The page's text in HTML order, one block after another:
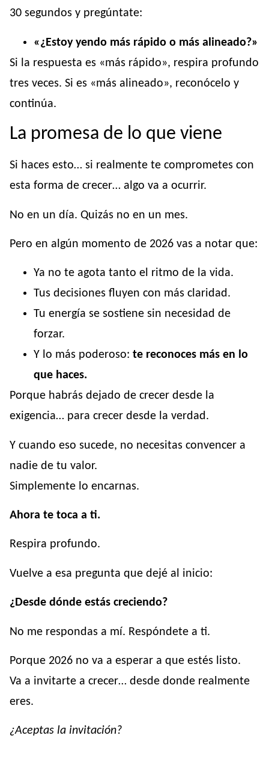
30 segundos y pregúntate:
«¿Estoy yendo más rápido o más alineado?»
Si la respuesta es «más rápido», respira profundo
tres veces. Si es «más alineado», reconócelo y
continúa.
La promesa de lo que viene
Si haces esto… si realmente te comprometes con
esta forma de crecer… algo va a ocurrir.
No en un día. Quizás no en un mes.
Pero en algún momento de 2026 vas a notar que:
Ya no te agota tanto el ritmo de la vida.
Tus decisiones fluyen con más claridad.
Tu energía se sostiene sin necesidad de
forzar.
Y lo más poderoso: te reconoces más en lo
que haces.
Porque habrás dejado de crecer desde la
exigencia… para crecer desde la verdad.
Y cuando eso sucede, no necesitas convencer a
nadie de tu valor.
Simplemente lo encarnas.
Ahora te toca a ti.
Respira profundo.
Vuelve a esa pregunta que dejé al inicio:
¿Desde dónde estás creciendo?
No me respondas a mí. Respóndete a ti.
Porque 2026 no va a esperar a que estés listo.
Va a invitarte a crecer… desde donde realmente
eres.
¿Aceptas la invitación?